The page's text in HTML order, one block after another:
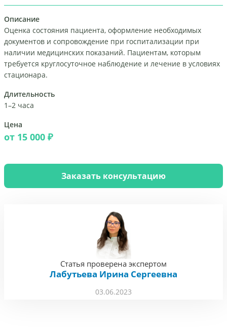
Описание
Оценка состояния пациента, оформление необходимых
документов и сопровождение при госпитализации при
наличии медицинских показаний. Пациентам, которым
требуется круглосуточное наблюдение и лечение в условиях
стационара.
Длительность
1–2 часа
Цена
от 15 000 ₽
Заказать консультацию
03.06.2023
Статья проверена экспертом
Лабутьева Ирина Сергеевна